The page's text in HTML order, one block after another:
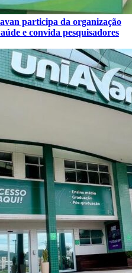
participa da organização
e convida pesquisadores